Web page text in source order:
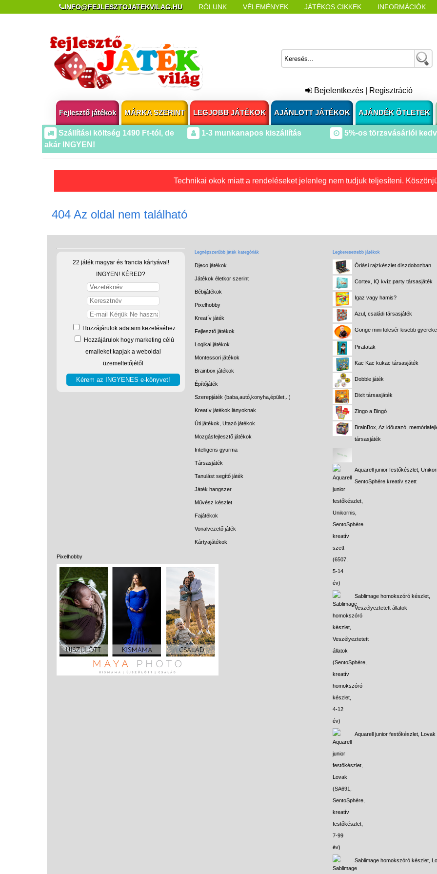
INFO@FEJLESZTOJATEKVILAG.HU RÓLUNK VÉLEMÉNYEK JÁTÉKOS CIKKEK INFORMÁCIÓK
Bejelentkezés Regisztráció
Fejlesztő játékok MÁRKA SZERINT LEGJOBB JÁTÉKOK AJÁNLOTT JÁTÉKOK AJÁNDÉK ÖTLETEK
Szállítási költség 1490 Ft-tól, de
akár INGYEN!
1-3 munkanapos kiszállítás 5%-os törzsvásárlói
Technikai okok miatt a rendeléseket jelenleg nem tudjuk teljesíteni.
404 Az oldal nem található
22 játék magyar és francia kártyával!
INGYEN! KÉRED?
Hozzájárulok adataim kezeléséhez
Hozzájárulok hogy marketing célú
emaileket kapjak a weboldal
üzemeltetőjétől
Pixelhobby
Legnépszerűbb játék kategóriák
Djeco játékok
Játékok életkor szerint
Bébijátékok
Pixelhobby
Kreatív játék
Fejlesztő játékok
Logikai játékok
Montessori játékok
Brainbox játékok
Építőjáték
Szerepjáték (baba,autó,konyha,épület,..)
Kreatív játékok lányoknak
Úti játékok, Utazó játékok
Mozgásfejlesztő játékok
Intelligens gyurma
Társasjáték
Tanulást segítő játék
Játék hangszer
Művész készlet
Fajátékok
Vonalvezető játék
Kártyajátékok
Legkeresettebb játékok
Óriási rajzkészlet díszdobozban
Cortex, IQ kvíz party társasjáték
Igaz vagy hamis?
Azul, családi társasjáték
Gonge mini tölcsér kisebb
Piratatak
Kac Kac kukac társasjáték
Dobble játék
Dixit társasjáték
Zingo a Bingó
BrainBox, Az időutazó,
társasjáték
Aquarell junior festőkészlet,
SentoSphére kreatív szett
Sablimage homokszóró készlet,
Veszélyeztetett állatok
Aquarell junior festőkészlet, Lovak
Sablimage homokszóró készlet,